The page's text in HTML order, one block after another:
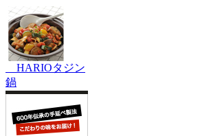
HARIOタジン
鍋